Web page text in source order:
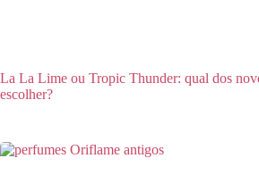
La La Lime ou Tropic Thunder: qual dos
escolher?